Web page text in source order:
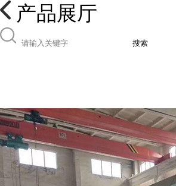
产品展厅
搜索